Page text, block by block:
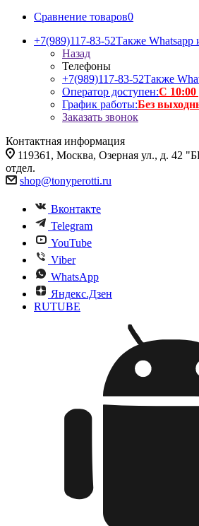
Сравнение товаров0
+7(989)117-83-52Также Whatsapp
Назад
Телефоны
+7(989)117-83-52Также
Оператор доступен:С 10:00
График работы:Без
Заказать звонок
Контактная информация
119361, Москва, Озерная ул., д. 42
отдел.
shop@tonyperotti.ru
Вконтакте
Telegram
YouTube
Viber
WhatsApp
Яндекс.Дзен
RUTUBE